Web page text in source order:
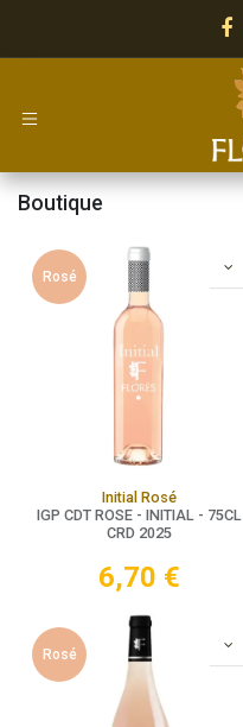
Boutique
Rosé
Initial Rosé
IGP CDT ROSE - INITIAL - 75CL
CRD 2025
6,70 €
Rosé